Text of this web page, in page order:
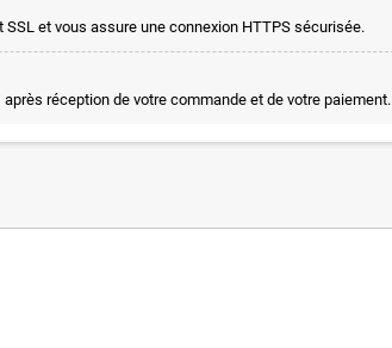
et vous assure une connexion HTTPS sécurisée.
réception de votre commande et de votre paiement.